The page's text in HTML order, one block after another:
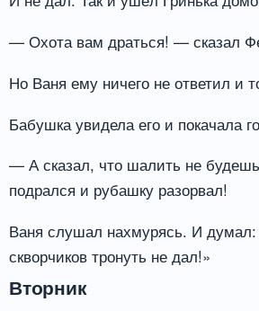
— Охота вам драться! — сказал
Но Ваня ему ничего не ответил и
Бабушка увидела его и покачала
— А сказал, что шалить не
подрался и рубашку разорвал!
Ваня слушал нахмурясь. И думал:
скворчиков тронуть не дал!»
Вторник